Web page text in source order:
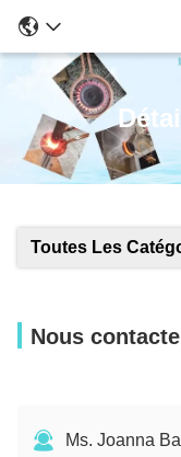
Toutes Les
Nous
Ms. Joanna